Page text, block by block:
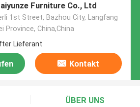
Furniture Co., Ltd
1st Street, Bazhou City, Langfang
Province, China,China
Lieferant
Kontakt
ÜBER UNS